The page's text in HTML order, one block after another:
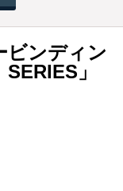
ンディン
」